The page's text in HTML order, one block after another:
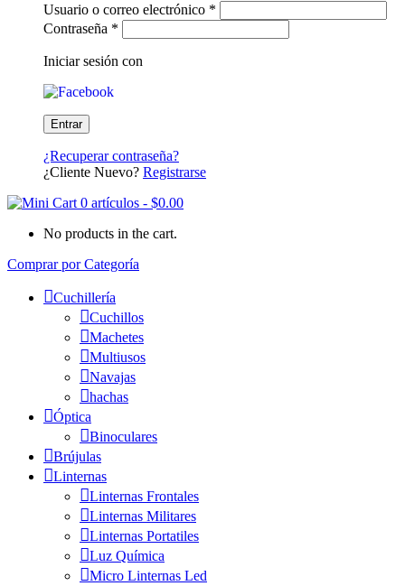
Usuario o correo electrónico *
Contraseña *
Iniciar sesión con
¿Recuperar contraseña?
¿Cliente Nuevo? Registrarse
0 artículos - $0.00
No products in the cart.
Comprar por Categoría
Cuchillería
Cuchillos
Machetes
Multiusos
Navajas
hachas
Óptica
Binoculares
Brújulas
Linternas
Linternas Frontales
Linternas Militares
Linternas Portatiles
Luz Química
Micro Linternas Led